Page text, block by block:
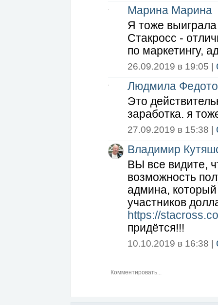
Марина Марина
Я тоже
Стакросс -
по маркетингу,
26.09.2019 в 19:05 |
Людмила
Это
заработка. я
27.09.2019 в 15:38 |
Владимир
ВЫ все видите,
возможность
админа,
участников
https://
придётся!!!
10.10.2019 в 16:38 |